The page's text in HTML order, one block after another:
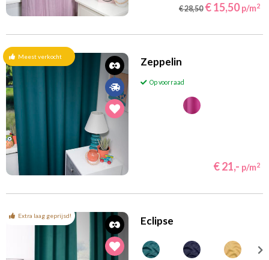
€ 28,50 € 15,50 p/m2
Meest verkocht Zeppelin
Op voorraad
€ 21,- p/m2
Extra laag geprijsd! Eclipse